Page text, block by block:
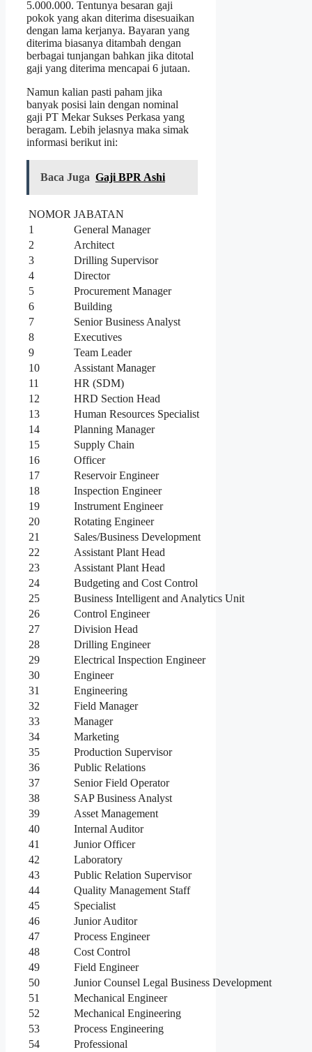
5.000.000. Tentunya besaran gaji
pokok yang akan diterima disesuaikan
dengan lama kerjanya. Bayaran yang
diterima biasanya ditambah dengan
berbagai tunjangan bahkan jika ditotal
gaji yang diterima mencapai 6 jutaan.
Namun kalian pasti paham jika
banyak posisi lain dengan nominal
gaji PT Mekar Sukses Perkasa yang
beragam. Lebih jelasnya maka simak
informasi berikut ini:
Baca Juga Gaji BPR Ashi
NOMOR JABATAN
1
General Manager
2
Architect
3
Drilling Supervisor
4
Director
5
Procurement Manager
6
Building
7
Senior Business Analyst
8
Executives
9
Team Leader
10
Assistant Manager
11
HR (SDM)
12
HRD Section Head
13
Human Resources Specialist
14
Planning Manager
15
Supply Chain
16
Officer
17
Reservoir Engineer
18
Inspection Engineer
19
Instrument Engineer
20
Rotating Engineer
21
Sales/Business Development
22
Assistant Plant Head
23
Assistant Plant Head
24
Budgeting and Cost Control
25
Business Intelligent and Analytics Unit
26
Control Engineer
27
Division Head
28
Drilling Engineer
29
Electrical Inspection Engineer
30
Engineer
31
Engineering
32
Field Manager
33
Manager
34
Marketing
35
Production Supervisor
36
Public Relations
37
Senior Field Operator
38
SAP Business Analyst
39
Asset Management
40
Internal Auditor
41
Junior Officer
42
Laboratory
43
Public Relation Supervisor
44
Quality Management Staff
45
Specialist
46
Junior Auditor
47
Process Engineer
48
Cost Control
49
Field Engineer
50
Junior Counsel Legal Business Development
51
Mechanical Engineer
52
Mechanical Engineering
53
Process Engineering
54
Professional